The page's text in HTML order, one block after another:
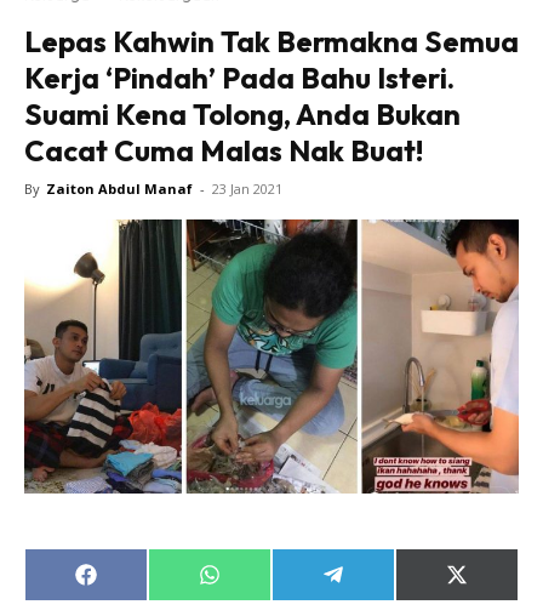
Lepas Kahwin Tak Bermakna Semua
Kerja ‘Pindah’ Pada Bahu Isteri.
Suami Kena Tolong, Anda Bukan
Cacat Cuma Malas Nak Buat!
By Zaiton Abdul Manaf - 23 Jan 2021
Share
on
Share
on
Share
on
Share
on